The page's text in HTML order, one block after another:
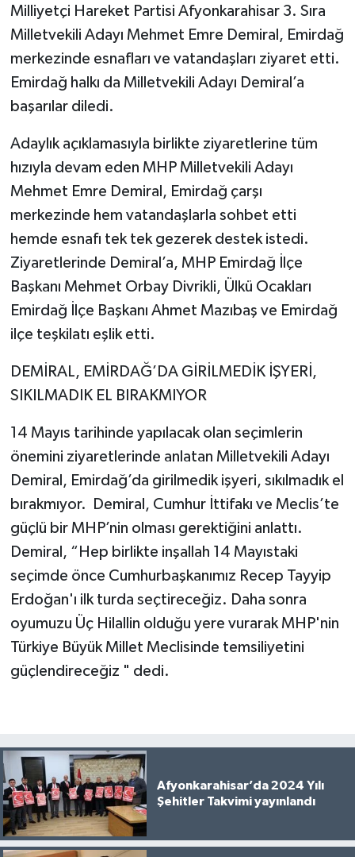
Milliyetçi Hareket Partisi Afyonkarahisar 3. Sıra
Milletvekili Adayı Mehmet Emre Demiral, Emirdağ
merkezinde esnafları ve vatandaşları ziyaret etti.
Emirdağ halkı da Milletvekili Adayı Demiral’a
başarılar diledi.
Adaylık açıklamasıyla birlikte ziyaretlerine tüm
hızıyla devam eden MHP Milletvekili Adayı
Mehmet Emre Demiral, Emirdağ çarşı
merkezinde hem vatandaşlarla sohbet etti
hemde esnafı tek tek gezerek destek istedi.
Ziyaretlerinde Demiral’a, MHP Emirdağ İlçe
Başkanı Mehmet Orbay Divrikli, Ülkü Ocakları
Emirdağ İlçe Başkanı Ahmet Mazıbaş ve Emirdağ
ilçe teşkilatı eşlik etti.
DEMİRAL, EMİRDAĞ’DA GİRİLMEDİK İŞYERİ,
SIKILMADIK EL BIRAKMIYOR
14 Mayıs tarihinde yapılacak olan seçimlerin
önemini ziyaretlerinde anlatan Milletvekili Adayı
Demiral, Emirdağ’da girilmedik işyeri, sıkılmadık el
bırakmıyor. Demiral, Cumhur İttifakı ve Meclis’te
güçlü bir MHP’nin olması gerektiğini anlattı.
Demiral, “Hep birlikte inşallah 14 Mayıstaki
seçimde önce Cumhurbaşkanımız Recep Tayyip
Erdoğan'ı ilk turda seçtireceğiz. Daha sonra
oyumuzu Üç Hilallin olduğu yere vurarak MHP'nin
Türkiye Büyük Millet Meclisinde temsiliyetini
güçlendireceğiz " dedi.
Afyonkarahisar’da 2024 Yılı
Şehitler Takvimi yayınlandı